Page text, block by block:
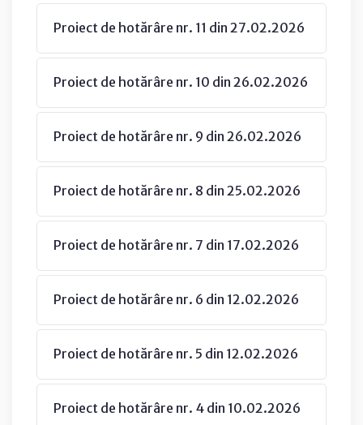
Proiect de hotărâre nr. 11 din 27.02.2026
Proiect de hotărâre nr. 10 din 26.02.2026
Proiect de hotărâre nr. 9 din 26.02.2026
Proiect de hotărâre nr. 8 din 25.02.2026
Proiect de hotărâre nr. 7 din 17.02.2026
Proiect de hotărâre nr. 6 din 12.02.2026
Proiect de hotărâre nr. 5 din 12.02.2026
Proiect de hotărâre nr. 4 din 10.02.2026